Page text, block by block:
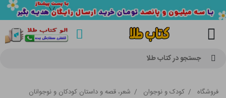
جستجو در کتاب طلا
فروشگاه / کودک و نوجوان / شعر، قصه و داستان کودکان و نوجوانان